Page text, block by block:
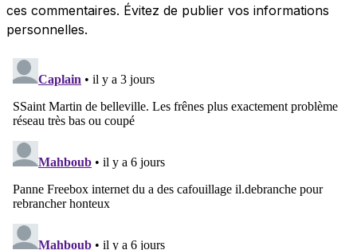
ces commentaires. Évitez de publier vos informations
personnelles.